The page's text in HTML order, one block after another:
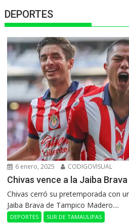
DEPORTES
6 enero, 2025 CODIGOVISUAL
Chivas vence a la Jaiba
Chivas cerró su pretemporada con
Jaiba Brava de Tampico Madero....
DEPORTES SUR DE TAMAULIPAS